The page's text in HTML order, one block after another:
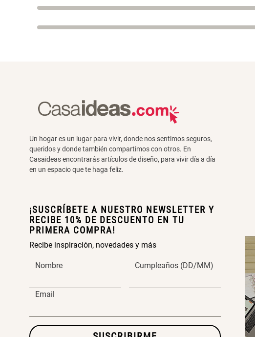
Un hogar es un lugar para vivir, donde nos sentimos seguros,
queridos y donde también compartimos con otros. En
Casaideas encontrarás artículos de diseño, para vivir día a día
en un espacio que te haga feliz.
¡SUSCRÍBETE A NUESTRO NEWSLETTER Y
RECIBE 10% DE DESCUENTO EN TU
PRIMERA COMPRA!
Recibe inspiración, novedades y más
Nombre Cumpleaños (DD/MM)
Email